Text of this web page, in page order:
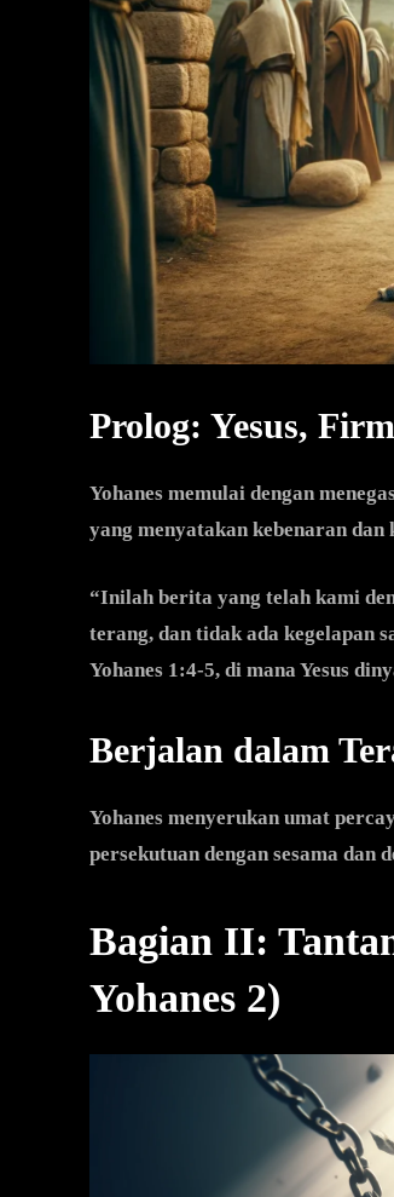
Prolog: Yesus,
Yohanes memulai dengan
yang menyatakan kebenaran dan
“Inilah berita yang telah kami
terang, dan tidak ada kegelapan
Yohanes 1:4-5, di mana Yesus
Berjalan dalam
Yohanes menyerukan umat
persekutuan dengan sesama dan
Bagian II:
Yohanes 2)